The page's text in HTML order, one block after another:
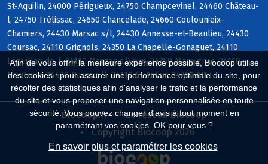
Afin de vous offrir la meilleure expérience possible, Biocoop utilise
des cookies : pour assurer une performance optimale du site, pour
récolter des statistiques afin d'analyser le trafic et la performance
du site et vous proposer une navigation personnalisée en toute
sécurité. Vous pouvez changer d'avis à tout moment en
paramétrant vos cookies. OK pour vous ?
En savoir plus et paramétrer les cookies
St-Aquilin, 24000 Périgueux, 24750 Champcevinel, 24460 Château-
l, 24750 Trélissac, 24650 Chancelade, 24660 Coulounieix-
Chamiers, 24430 Marsac s/l, 24430 Annesse-et-Beaulieu, 24430
Coursac, 24110 Grignols, 24350 La Chapelle-Gonaguet, 24110
Léguillac-de-l, 24110 Manzac s/Vern, 24350 Mensignac, 24110
Montrem, 24430 Razac s/l, 24110 St-Astier, 24750 Atur
Biocoop.fr
Le réseau Biocoop
Copyright Biocoop 2026